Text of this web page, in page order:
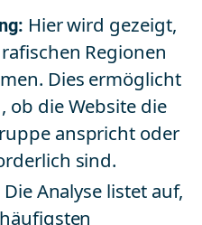
Hier wird gezeigt,
Regionen
Dies ermöglicht
ob die Website die
anspricht oder
sind.
Die Analyse listet auf,